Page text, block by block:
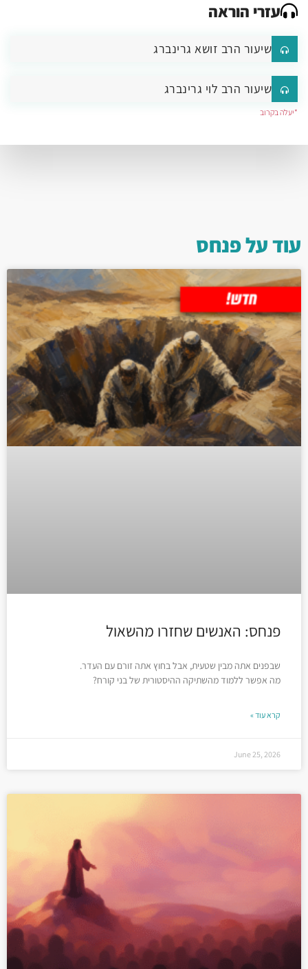
עזרי הוראה
שיעור הרב זושא גרינברג
שיעור הרב לוי גרינברג
*יעלה בקרוב
עוד עלפנחס
פנחס: האנשים שחזרו מהשאול
שבפנים אתה מבין שטעית, אבל בחוץ אתה זורם עם העדר.
מה אפשר ללמוד מהשתיקה ההיסטורית של בני קורח?
קרא עוד »
June 25, 2026